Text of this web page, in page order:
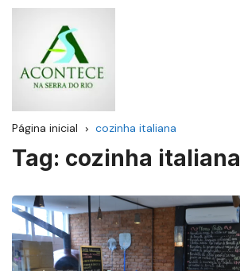
Página inicial cozinha italiana
Tag: cozinha italiana